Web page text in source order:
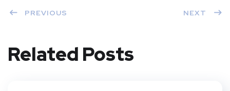
PREVIOUS NEXT
Related Posts